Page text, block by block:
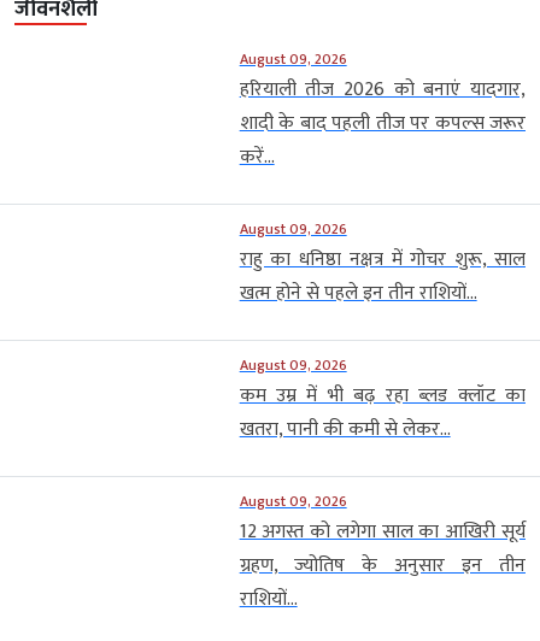
जीवनशैली
August 09, 2026
हरियाली तीज 2026 को बनाएं यादगार,
शादी के बाद पहली तीज पर कपल्स जरूर
करें...
August 09, 2026
राहु का धनिष्ठा नक्षत्र में गोचर शुरू, साल
खत्म होने से पहले इन तीन राशियों...
August 09, 2026
कम उम्र में भी बढ़ रहा ब्लड क्लॉट का
खतरा, पानी की कमी से लेकर...
August 09, 2026
12 अगस्त को लगेगा साल का आखिरी सूर्य
ग्रहण, ज्योतिष के अनुसार इन तीन
राशियों...